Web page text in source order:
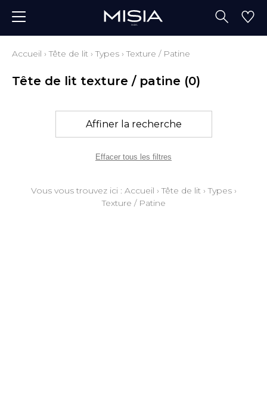
Accueil ›Tête de lit ›Types ›Texture / Patine
Tête de lit texture / patine (0)
Affiner la recherche
Effacer tous les filtres
Vous vous trouvez ici : Accueil ›Tête de lit›Types›
Texture / Patine